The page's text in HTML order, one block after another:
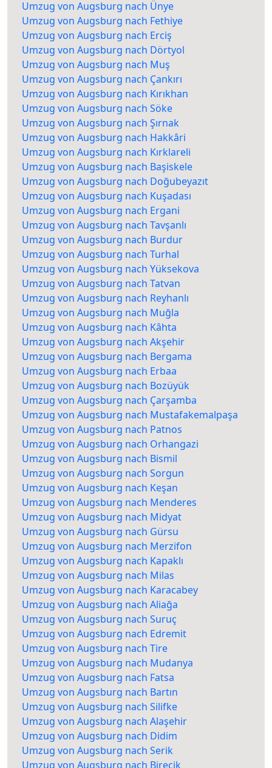
Umzug von Augsburg nach Ünye
Umzug von Augsburg nach Fethiye
Umzug von Augsburg nach Erciş
Umzug von Augsburg nach Dörtyol
Umzug von Augsburg nach Muş
Umzug von Augsburg nach Çankırı
Umzug von Augsburg nach Kırıkhan
Umzug von Augsburg nach Söke
Umzug von Augsburg nach Şırnak
Umzug von Augsburg nach Hakkâri
Umzug von Augsburg nach Kırklareli
Umzug von Augsburg nach Başiskele
Umzug von Augsburg nach Doğubeyazıt
Umzug von Augsburg nach Kuşadası
Umzug von Augsburg nach Ergani
Umzug von Augsburg nach Tavşanlı
Umzug von Augsburg nach Burdur
Umzug von Augsburg nach Turhal
Umzug von Augsburg nach Yüksekova
Umzug von Augsburg nach Tatvan
Umzug von Augsburg nach Reyhanlı
Umzug von Augsburg nach Muğla
Umzug von Augsburg nach Kâhta
Umzug von Augsburg nach Akşehir
Umzug von Augsburg nach Bergama
Umzug von Augsburg nach Erbaa
Umzug von Augsburg nach Bozüyük
Umzug von Augsburg nach Çarşamba
Umzug von Augsburg nach Mustafakemalpaşa
Umzug von Augsburg nach Patnos
Umzug von Augsburg nach Orhangazi
Umzug von Augsburg nach Bismil
Umzug von Augsburg nach Sorgun
Umzug von Augsburg nach Keşan
Umzug von Augsburg nach Menderes
Umzug von Augsburg nach Midyat
Umzug von Augsburg nach Gürsu
Umzug von Augsburg nach Merzifon
Umzug von Augsburg nach Kapaklı
Umzug von Augsburg nach Milas
Umzug von Augsburg nach Karacabey
Umzug von Augsburg nach Aliağa
Umzug von Augsburg nach Suruç
Umzug von Augsburg nach Edremit
Umzug von Augsburg nach Tire
Umzug von Augsburg nach Mudanya
Umzug von Augsburg nach Fatsa
Umzug von Augsburg nach Bartın
Umzug von Augsburg nach Silifke
Umzug von Augsburg nach Alaşehir
Umzug von Augsburg nach Didim
Umzug von Augsburg nach Serik
Umzug von Augsburg nach Birecik